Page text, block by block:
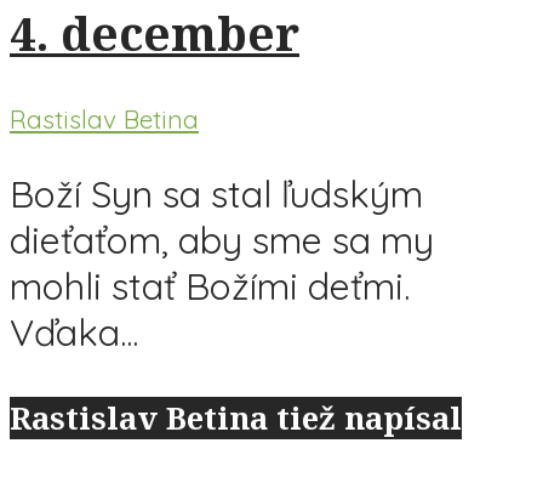
4. december
Rastislav Betina
Boží Syn sa stal ľudským
dieťaťom, aby sme sa my
mohli stať Božími deťmi.
Vďaka...
Rastislav Betina tiež napísal